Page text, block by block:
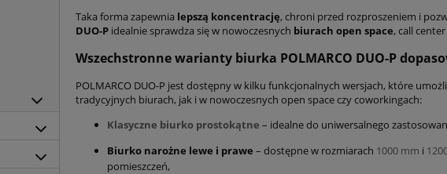
Taka forma zapewnia lepszą koncentrację, chroni przed rozproszeniem i
DUO-P idealnie sprawdza się w nowoczesnych biurach open space, call
Wszechstronne warianty biurka POLMARCO DUO-P
POLMARCO DUO-P jest dostępny w kilku funkcjonalnych wersjach, które
tradycyjnych biurach, jak i w nowoczesnych open space czy coworkingach:
Klasyczne biurko prostokątne – idealne do uniwersalnego
Biurko narożne lewe i prawe – dostępne w rozmiarach 1000 mm i
pomieszczeń,